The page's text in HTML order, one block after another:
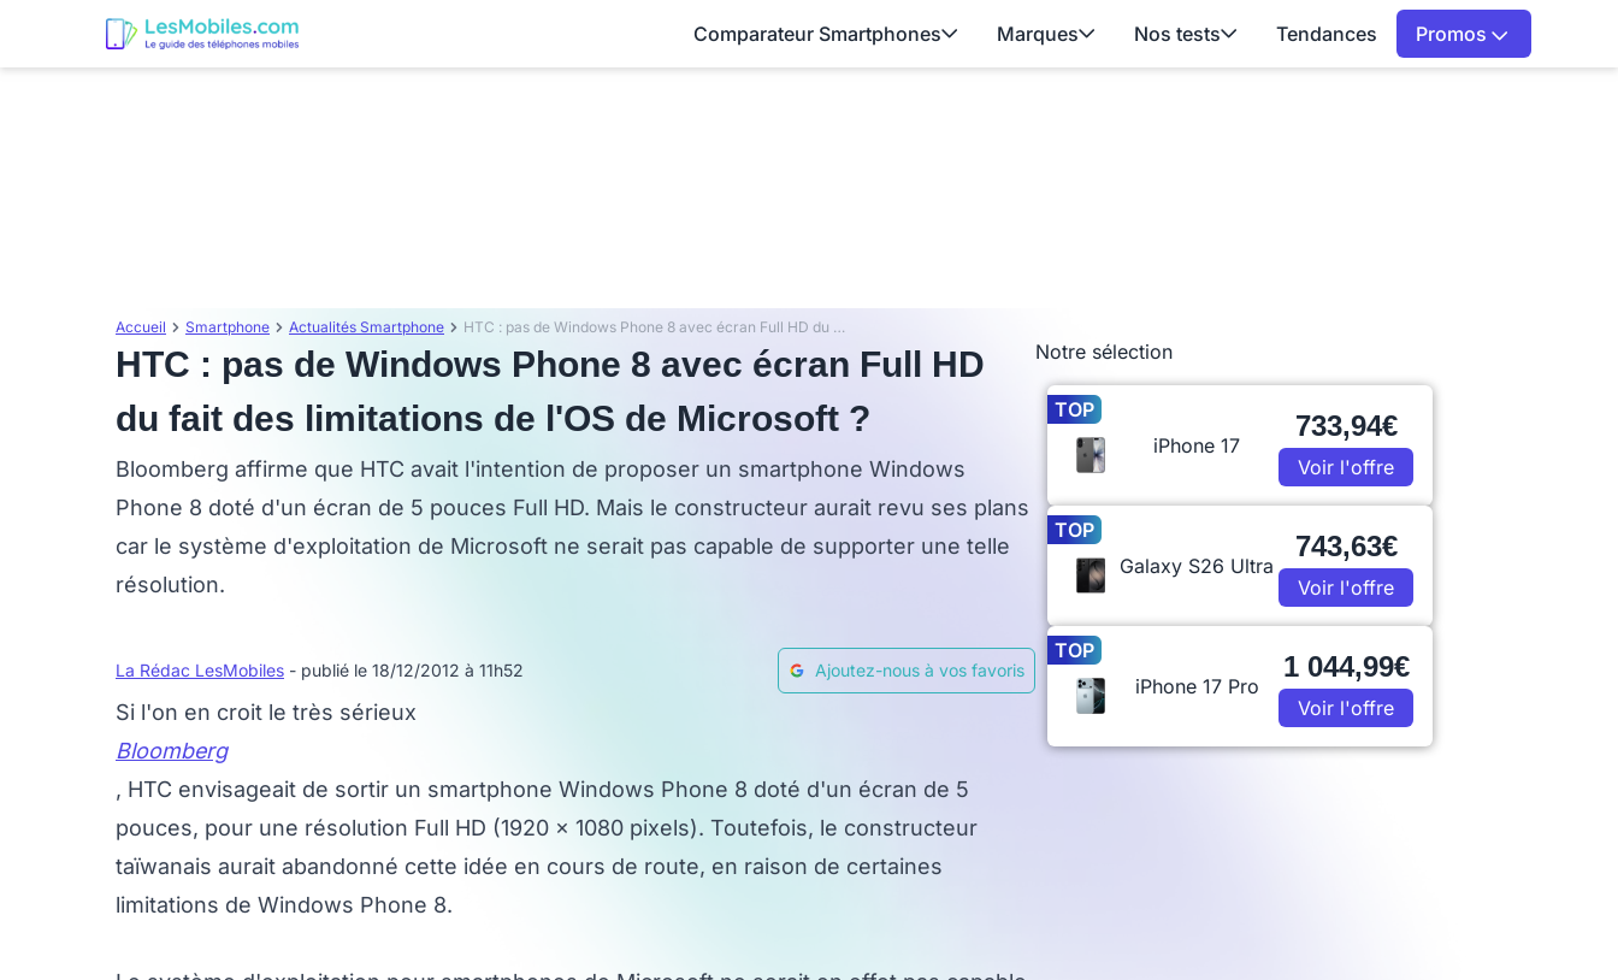
Comparateur Smartphones Marques Nos tests Tendances Promos
Accueil Smartphone Actualités Smartphone HTC : pas de Windows Phone 8 avec écran Full HD du fait des limitations de l'OS de Microsoft ?
HTC : pas de Windows Phone 8 avec écran Full HD
du fait des limitations de l'OS de Microsoft ?
Bloomberg affirme que HTC avait l'intention de proposer un smartphone Windows
Phone 8 doté d'un écran de 5 pouces Full HD. Mais le constructeur aurait revu ses plans
car le système d'exploitation de Microsoft ne serait pas capable de supporter une telle
résolution.
La Rédac LesMobiles - publié le 18/12/2012 à 11h52 Ajoutez-nous à vos favoris
Si l'on en croit le très sérieux
Bloomberg
, HTC envisageait de sortir un smartphone Windows Phone 8 doté d'un écran de 5
pouces, pour une résolution Full HD (1920 x 1080 pixels). Toutefois, le constructeur
taïwanais aurait abandonné cette idée en cours de route, en raison de certaines
limitations de Windows Phone 8.
Notre sélection
TOP
iPhone 17
733,94€
Voir l'offre
TOP
Galaxy S26 Ultra
743,63€
Voir l'offre
TOP
iPhone 17 Pro
1 044,99€
Voir l'offre